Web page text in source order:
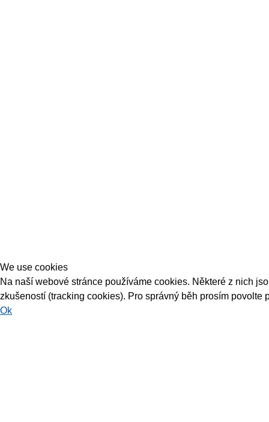
We use cookies
Na naší webové stránce používáme cookies. Některé z nich
zkušeností (tracking cookies). Pro správný běh prosím povolte
Ok